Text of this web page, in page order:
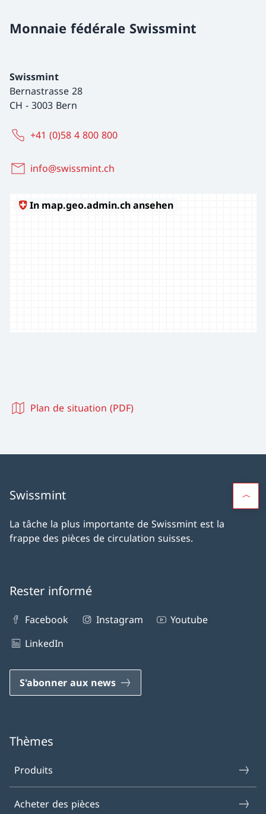
Monnaie fédérale Swissmint
Swissmint
Bernastrasse 28
CH - 3003 Bern
+41 (0)58 4 800 800
info@swissmint.ch
Plan de situation (PDF)
Swissmint
La tâche la plus importante de Swissmint est la
frappe des pièces de circulation suisses.
Rester informé
Facebook Instagram
Youtube
LinkedIn
S'abonner aux news
Thèmes
Produits
Acheter des pièces